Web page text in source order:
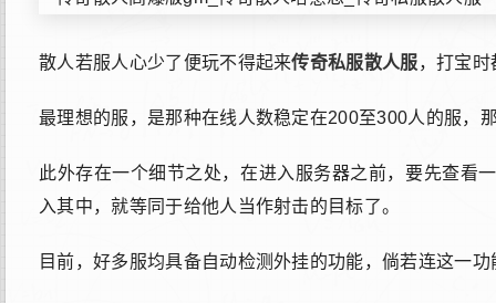
散人若服人心少了便玩不得起来传奇私服散人服，打宝
最理想的服，是那种在线人数稳定在200至300人的服，
此外存在一个细节之处，在进入服务器之前，要先查看
入其中，就等同于给他人当作射击的目标了。
目前，好多服均具备自动检测外挂的功能，倘若连这一